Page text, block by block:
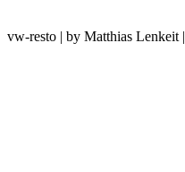
vw-resto | by Matthias Lenkeit